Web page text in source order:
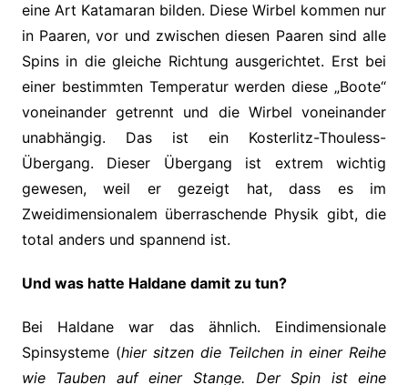
eine Art Katamaran bilden. Diese Wirbel kommen nur
in Paaren, vor und zwischen diesen Paaren sind alle
Spins in die gleiche Richtung ausgerichtet. Erst bei
einer bestimmten Temperatur werden diese „Boote“
voneinander getrennt und die Wirbel voneinander
unabhängig. Das ist ein Kosterlitz-Thouless-
Übergang. Dieser Übergang ist extrem wichtig
gewesen, weil er gezeigt hat, dass es im
Zweidimensionalem überraschende Physik gibt, die
total anders und spannend ist.
Und was hatte Haldane damit zu tun?
Bei Haldane war das ähnlich. Eindimensionale
Spinsysteme (hier sitzen die Teilchen in einer Reihe
wie Tauben auf einer Stange. Der Spin ist eine